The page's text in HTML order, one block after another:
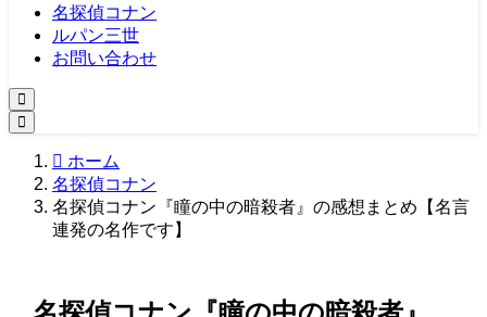
名探偵コナン
ルパン三世
お問い合わせ
ホーム
名探偵コナン
名探偵コナン『瞳の中の暗殺者』の感想まとめ【名言
連発の名作です】